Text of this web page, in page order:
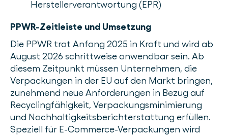
Herstellerverantwortung (EPR)
PPWR-Zeitleiste und Umsetzung
Die PPWR trat Anfang 2025 in Kraft und wird ab
August 2026 schrittweise anwendbar sein. Ab
diesem Zeitpunkt müssen Unternehmen, die
Verpackungen in der EU auf den Markt bringen,
zunehmend neue Anforderungen in Bezug auf
Recyclingfähigkeit, Verpackungsminimierung
und Nachhaltigkeitsberichterstattung erfüllen.
Speziell für E-Commerce-Verpackungen wird